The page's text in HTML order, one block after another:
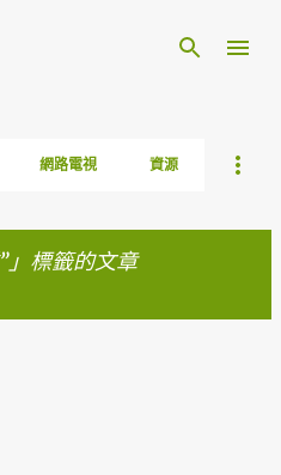
網路電視 資源
」標籤的文章